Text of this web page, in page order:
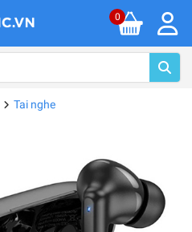
0
Tai nghe